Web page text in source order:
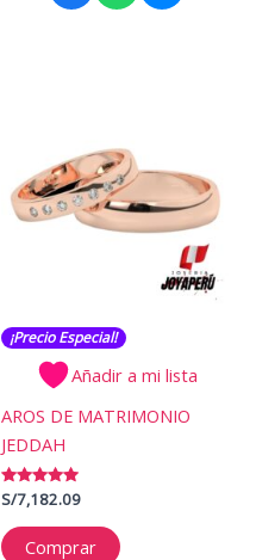
¡Precio Especial!
Añadir a mi lista
AROS DE MATRIMONIO
JEDDAH
Valorado
con
5.00
de 5
S/7,182.09
Comprar